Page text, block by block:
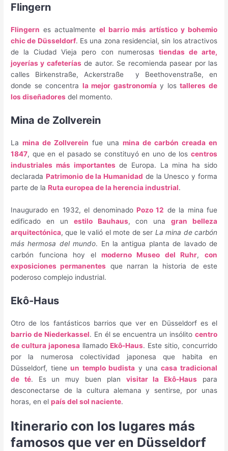
Flingern
Flingern es actualmente el barrio más artístico y bohemio
chic de Düsseldorf. Es una zona residencial, sin los atractivos
de la Ciudad Vieja pero con numerosas tiendas de arte,
joyerías y cafeteríasde autor. Se recomienda pasear por las
calles Birkenstraße, Ackerstraße y Beethovenstraße, en
donde se concentra la mejor gastronomíay lostalleres de
los diseñadores del momento.
Mina de Zollverein
Lamina de Zollverein fue una mina de carbón creada en
1847, que en el pasado se constituyó en uno de los centros
industriales más importantesde Europa. La mina ha sido
declarada Patrimonio de la Humanidad de la Unesco y forma
parte de laRuta europea de la herencia industrial.
Inaugurado en 1932, el denominado Pozo 12 de la mina fue
edificado en un estilo Bauhaus, con unagran belleza
arquitectónica, que le valió el mote de ser La mina de carbón
más hermosa del mundo. En la antigua planta de lavado de
carbón funciona hoy el moderno Museo del Ruhr, con
exposiciones permanentes que narran la historia de este
poderoso complejo industrial.
Ekô-Haus
Otro de los fantásticos barrios que ver en Düsseldorf es el
barrio de Niederkassel. En él se encuentra un insólito centro
de cultura japonesallamadoEkô-Haus. Este sitio, concurrido
por la numerosa colectividad japonesa que habita en
Düsseldorf, tieneun templo budista y unacasa tradicional
de té. Es un muy buen plan visitar la Ekô-Haus para
desconectarse de la cultura alemana y sentirse, por unas
horas, en elpaís del sol naciente.
Itinerario con los lugares más
famosos que ver en Düsseldorf